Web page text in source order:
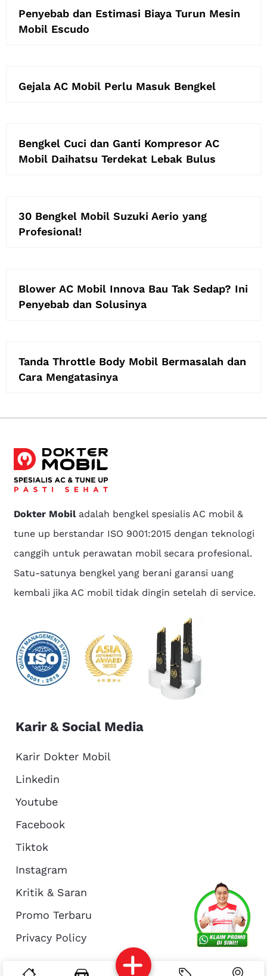
About Us
Reservasi Article
Penyebab dan Estimasi Biaya Turun Mesin
Mobil Escudo
Gejala AC Mobil Perlu Masuk Bengkel
Bengkel Cuci dan Ganti Kompresor AC
Mobil Daihatsu Terdekat Lebak Bulus
30 Bengkel Mobil Suzuki Aerio yang
Profesional!
Blower AC Mobil Innova Bau Tak Sedap? Ini
Penyebab dan Solusinya
Tanda Throttle Body Mobil Bermasalah dan
Cara Mengatasinya
Dokter Mobiladalah bengkel spesialis AC mobil &
tune up berstandar ISO 9001:2015 dengan teknologi
canggih untuk perawatan mobil secara profesional.
Satu-satunya bengkel yang berani garansi uang
kembali jika AC mobil tidak dingin setelah di service.
Karir & Social Media
Karir Dokter Mobil
Linkedin
Youtube
Facebook
Tiktok
Instagram
Kritik & Saran
Promo Terbaru
Privacy Policy